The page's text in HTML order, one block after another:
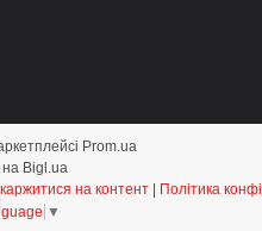
Prom.ua
Bigl.ua
на контент
Політика
▼